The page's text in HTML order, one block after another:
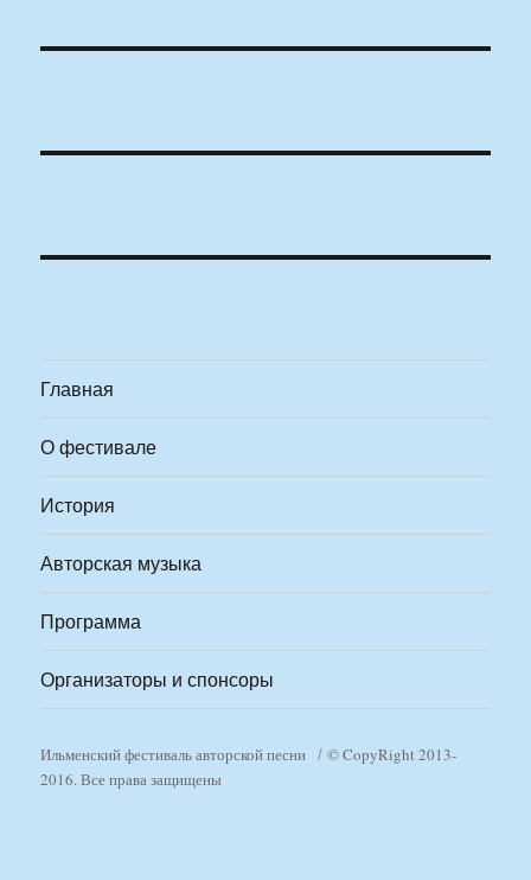
Главная
О фестивале
История
Авторская музыка
Программа
Организаторы и спонсоры
Ильменский фестиваль авторской песни
© CopyRight 2013-
2016. Все права защищены